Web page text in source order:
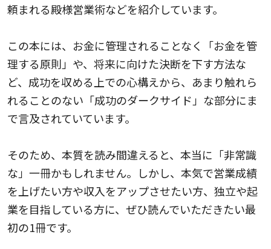
頼まれる殿様営業術などを紹介しています。
この本には、お金に管理されることなく「お金を管
理する原則」や、将来に向けた決断を下す方法な
ど、成功を収める上での心構えから、あまり触れら
れることのない「成功のダークサイド」な部分にま
で言及されていています。
そのため、本質を読み間違えると、本当に「非常識
な」一冊かもしれません。しかし、本気で営業成績
を上げたい方や収入をアップさせたい方、独立や起
業を目指している方に、ぜひ読んでいただきたい最
初の1冊です。